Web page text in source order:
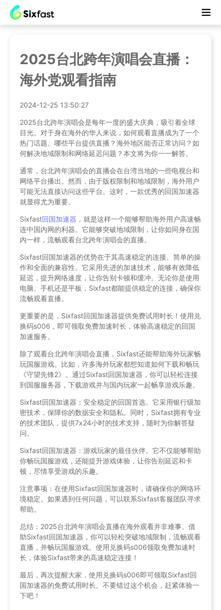
2025台北跨年演唱会直播：
海外党观看指南
2024-12-25 13:50:27
2025台北跨年演唱会是每年一度的盛大庆典，吸引着全球
目光。对于身在海外的华人来说，如何观看直播成为了一个
热门话题。哪些平台提供直播？海外地区能否正常访问？如
何解决地域限制和网络延迟问题？本文将为你一一解答。
通常，台北跨年演唱会的直播会在台湾当地的一些电视台和
网络平台播出。然而，由于版权限制和地域限制，海外用户
可能无法直接访问这些平台。这时，一款优秀的回国加速器
就显得尤为重要。
Sixfast回国加速器 ，就是这样一个能够帮助海外用户高速畅
连中国内网的利器。它能够突破地域限制，让你如同身在国
内一样，流畅观看台北跨年演唱会的直播。
Sixfast回国加速器的优势在于其高速稳定的连接、简单的操
作和全面的兼容性。它采用先进的加速技术，能够有效降低
延迟，提升网络速度，让你告别卡顿和缓冲。无论你是使用
电脑、手机还是平板，Sixfast都能提供稳定的连接，确保你
流畅观看直播。
更重要的是，Sixfast回国加速器提供免费试用时长！使用兑
换码s006，即可领取免费加速时长，体验高速稳定的回国
加速服务。
除了观看台北跨年演唱会直播，Sixfast还能帮助海外玩家畅
玩国服游戏。比如，许多海外玩家都想知道如何下载和畅玩
《守望先锋2》。通过Sixfast回国加速器，你可以轻松连接
到国服服务器，下载游戏并与国内玩家一起畅享游戏乐趣。
Sixfast回国加速器：安全稳定的回国首选。它采用银行级加
密技术，保障你的数据安全和隐私。同时，Sixfast拥有专业
的技术团队，提供7x24小时的技术支持，随时为你解答疑
问。
Sixfast回国加速器：游戏玩家的最佳伙伴。它不仅能够帮助
你畅玩国服游戏，还能提升游戏体验，让你告别延迟和卡
顿，尽情享受游戏的乐趣。
注意事项：在使用Sixfast回国加速器时，请确保你的网络环
境稳定。如果遇到任何问题，可以联系Sixfast客服团队寻求
帮助。
总结：2025台北跨年演唱会直播在海外观看并非难事。借
助Sixfast回国加速器，你可以轻松突破地域限制，流畅观看
直播，并畅玩国服游戏。使用兑换码s006领取免费加速时
长，体验Sixfast带来的高速稳定连接！
最后，再次提醒大家，使用兑换码s006即可领取Sixfast回
国加速器的免费试用时长。不要错过这个机会，赶紧体验一
下吧！